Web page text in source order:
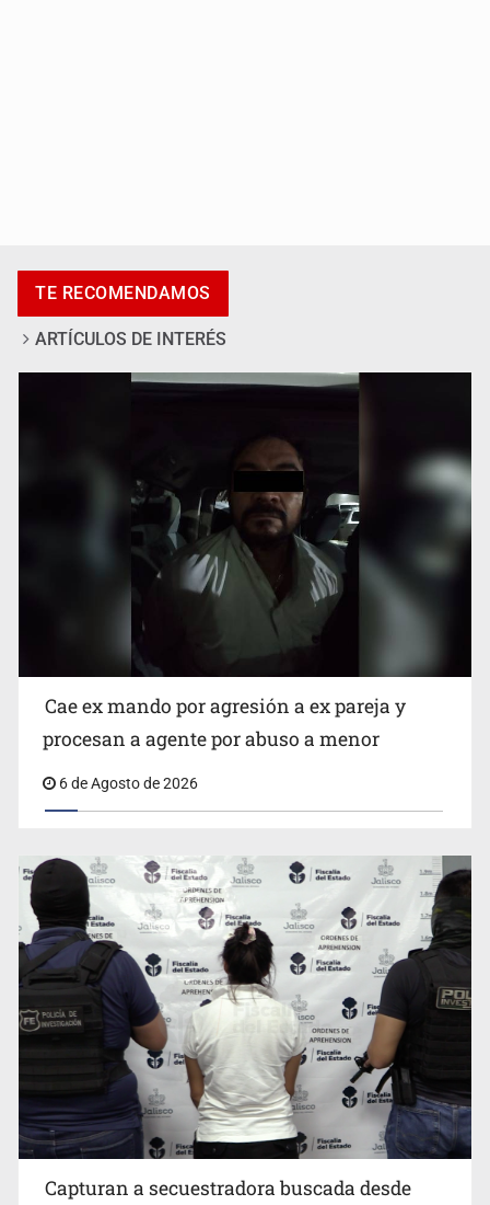
Que el IPEJAL encabece la lista de deudores en Jalisco
es un “foco rojo” de gran magnitud: Economista
Critican inoperancia de la ASEJ para recuperar fondos
públicos
Cae ex mando por agresión a ex pareja y procesan a
TE RECOMENDAMOS
ARTÍCULOS DE INTERÉS
Cae ex mando por agresión a ex pareja y
procesan a agente por abuso a menor
6 de Agosto de 2026
Capturan a secuestradora buscada desde